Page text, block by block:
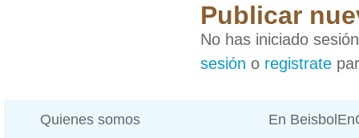
Publicar
No has iniciado
sesión o registrate
Quienes somos En